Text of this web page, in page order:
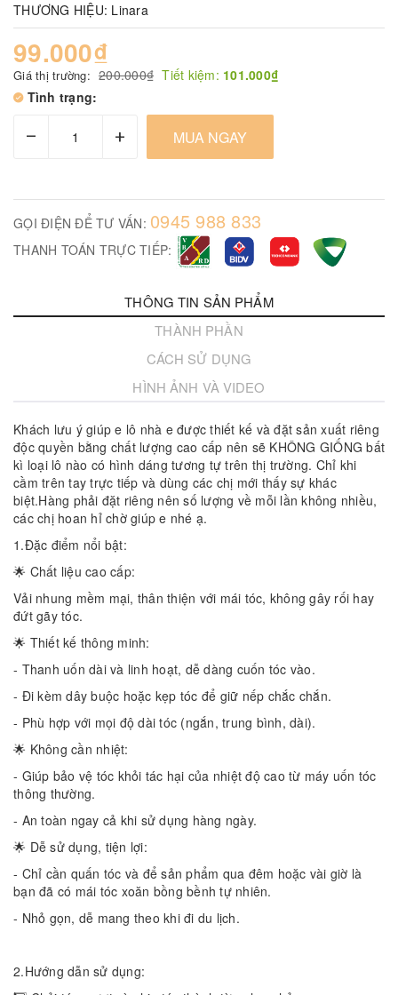
THƯƠNG HIỆU: Linara
99.000₫
Giá thị trường: 200.000₫ Tiết kiệm: 101.000₫
Tình trạng:
– + MUA NGAY
GỌI ĐIỆN ĐỂ TƯ VẤN: 0945 988 833
THANH TOÁN TRỰC TIẾP:
THÔNG TIN SẢN PHẨM
THÀNH PHẦN
CÁCH SỬ DỤNG
HÌNH ẢNH VÀ VIDEO
Khách lưu ý giúp e lô nhà e được thiết kế và đặt sản xuất riêng
độc quyền bằng chất lượng cao cấp nên sẽ KHÔNG GIỐNG bất
kì loại lô nào có hình dáng tương tự trên thị trường. Chỉ khi
cầm trên tay trực tiếp và dùng các chị mới thấy sự khác
biệt.Hàng phải đặt riêng nên số lượng về mỗi lần không nhiều,
các chị hoan hỉ chờ giúp e nhé ạ.
1.Đặc điểm nổi bật:
🌟 Chất liệu cao cấp:
Vải nhung mềm mại, thân thiện với mái tóc, không gây rối hay
đứt gãy tóc.
🌟 Thiết kế thông minh:
- Thanh uốn dài và linh hoạt, dễ dàng cuốn tóc vào.
- Đi kèm dây buộc hoặc kẹp tóc để giữ nếp chắc chắn.
- Phù hợp với mọi độ dài tóc (ngắn, trung bình, dài).
🌟 Không cần nhiệt:
- Giúp bảo vệ tóc khỏi tác hại của nhiệt độ cao từ máy uốn tóc
thông thường.
- An toàn ngay cả khi sử dụng hàng ngày.
🌟 Dễ sử dụng, tiện lợi:
- Chỉ cần quấn tóc và để sản phẩm qua đêm hoặc vài giờ là
bạn đã có mái tóc xoăn bồng bềnh tự nhiên.
- Nhỏ gọn, dễ mang theo khi đi du lịch.
2.Hướng dẫn sử dụng: